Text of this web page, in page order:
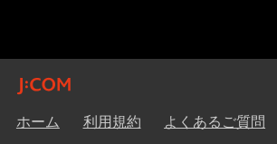
ホーム 利用規約 よくあるご質問